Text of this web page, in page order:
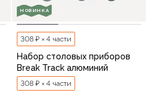
НОВИНКА
308 ₽ × 4 части
Набор столовых приборов
Break Track алюминий
308 ₽ × 4 части